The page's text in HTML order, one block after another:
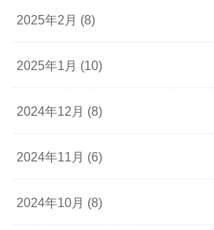
2025年2月 (8)
2025年1月 (10)
2024年12月 (8)
2024年11月 (6)
2024年10月 (8)